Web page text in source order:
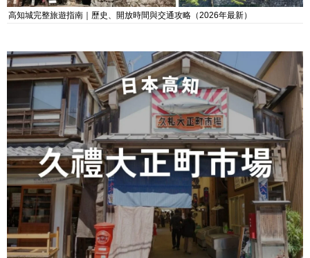
高知城完整旅遊指南｜歷史、開放時間與交通攻略（2026年最新）